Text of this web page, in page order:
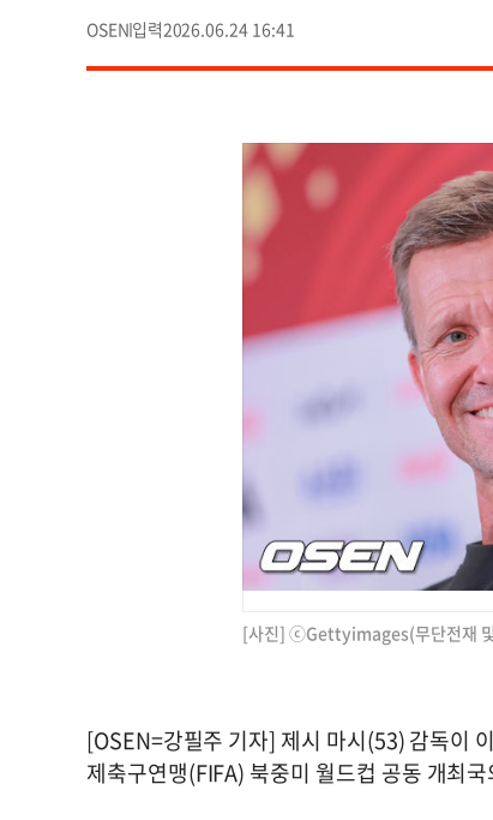
OSEN 2026.06.24 16:41
[사진] ⓒGettyimages(무단전재
[OSEN=강필주 기자] 제시 마시(53) 감독이
제축구연맹(FIFA) 북중미 월드컵 공동 개최